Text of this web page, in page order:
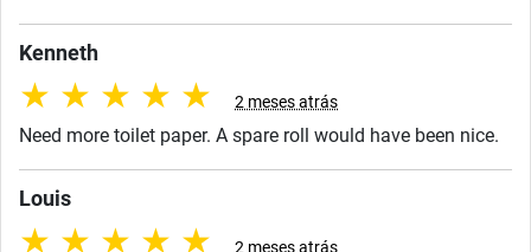
Kenneth
★ ★ ★ ★ ★ 2 meses atrás
Need more toilet paper. A spare roll would have been nice.
Louis
★ ★ ★ ★ ★ 2 meses atrás